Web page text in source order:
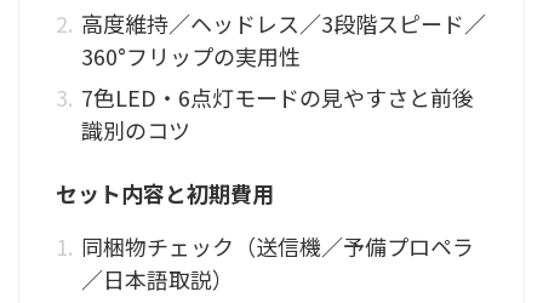
高度維持／ヘッドレス／3段階スピード／
360°フリップの実用性
7色LED・6点灯モードの見やすさと前後
識別のコツ
セット内容と初期費用
同梱物チェック（送信機／予備プロペラ
／日本語取説）